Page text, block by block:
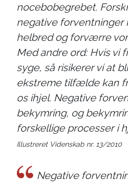
nocebobegrebet.
negative forventninger
helbred og forværre
Med andre ord: Hvis vi
syge, så risikerer vi at
ekstreme tilfælde kan
os ihjel. Negative
bekymring, og
forskellige processer i
Illustreret Videnskab nr. 13/2010
Negative